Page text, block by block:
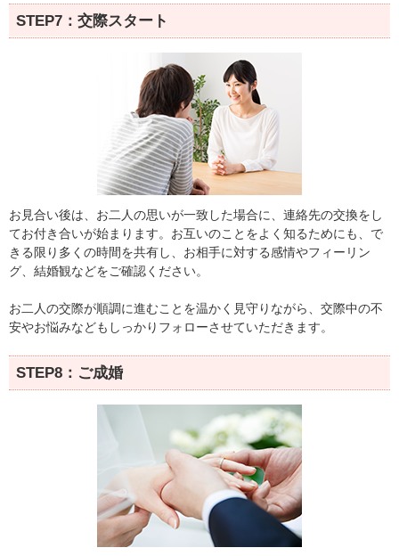
STEP7：交際スタート
お見合い後は、お二人の思いが一致した場合に、連絡先の交換をし
てお付き合いが始まります。お互いのことをよく知るためにも、で
きる限り多くの時間を共有し、お相手に対する感情やフィーリン
グ、結婚観などをご確認ください。
お二人の交際が順調に進むことを温かく見守りながら、交際中の不
安やお悩みなどもしっかりフォローさせていただきます。
STEP8：ご成婚